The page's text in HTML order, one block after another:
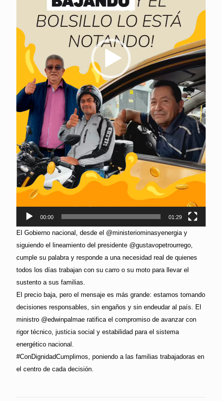
00:00 01:29
El Gobierno nacional, desde el @ministeriominasyenergia y
siguiendo el lineamiento del presidente @gustavopetrourrego,
cumple su palabra y responde a una necesidad real de quienes
todos los días trabajan con su carro o su moto para llevar el
sustento a sus familias.
El precio baja, pero el mensaje es más grande: estamos tomando
decisiones responsables, sin engaños y sin endeudar al país. El
ministro @edwinpalmae ratifica el compromiso de avanzar con
rigor técnico, justicia social y estabilidad para el sistema
energético nacional.
#ConDignidadCumplimos, poniendo a las familias trabajadoras en
el centro de cada decisión.